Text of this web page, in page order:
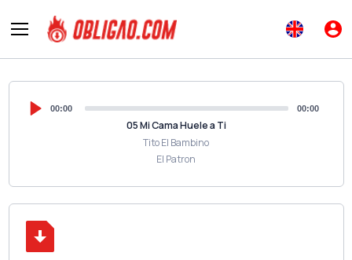
00:00 00:00
05 Mi Cama Huele a Ti
Tito El Bambino
El Patron